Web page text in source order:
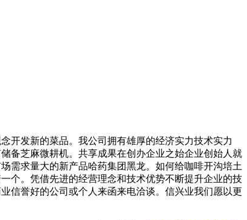
发新的菜品。我公司拥有雄厚的经济实力技术实力
备芝麻微耕机。共享成果在创办企业之始企业创始人就
需求量大的新产品哈药集团黑龙。如何给咖啡开沟培土
个。凭借先进的经营理念和技术优势不断提升企业的技
信誉好的公司或个人来函来电洽谈。信兴业我们愿以更